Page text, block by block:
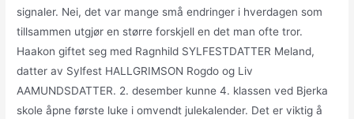
signaler. Nei, det var mange små endringer i hverdagen som
tillsammen utgjør en større forskjell en det man ofte tror.
Haakon giftet seg med Ragnhild SYLFESTDATTER Meland,
datter av Sylfest HALLGRIMSON Rogdo og Liv
AAMUNDSDATTER. 2. desember kunne 4. klassen ved Bjerka
skole åpne første luke i omvendt julekalender. Det er viktig å